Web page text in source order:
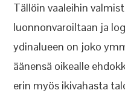
Tällöin vaaleihin
luonnonvaroiltaan ja
ydinalueen on joko
äänensä oikealle
erin myös ikivahasta